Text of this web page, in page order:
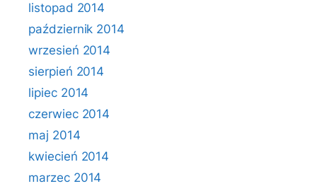
listopad 2014
październik 2014
wrzesień 2014
sierpień 2014
lipiec 2014
czerwiec 2014
maj 2014
kwiecień 2014
marzec 2014